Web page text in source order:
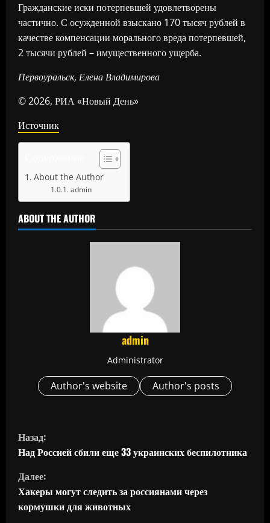
Гражданские иски потерпевшей удовлетворены
частично. С осужденной взыскано 170 тысяч рублей в
качестве компенсации морального вреда потерпевшей,
2 тысячи рублей – имущественного ущерба.
Первоуральск, Елена Владимирова
© 2026, РИА «Новый День»
Источник
About the Author
admin
ABOUT THE AUTHOR
admin
Administrator
Author's website Author's posts
П
р
о
д
Назад:
Над Россией сбили еще 33 украинских беспилотника
Далее:
Хакеры могут следить за россиянами через
кормушки для животных